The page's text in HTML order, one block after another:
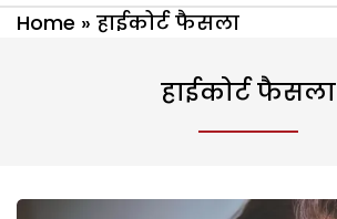
Home » हाईकोर्ट फैसला
हाईकोर्ट फैसला